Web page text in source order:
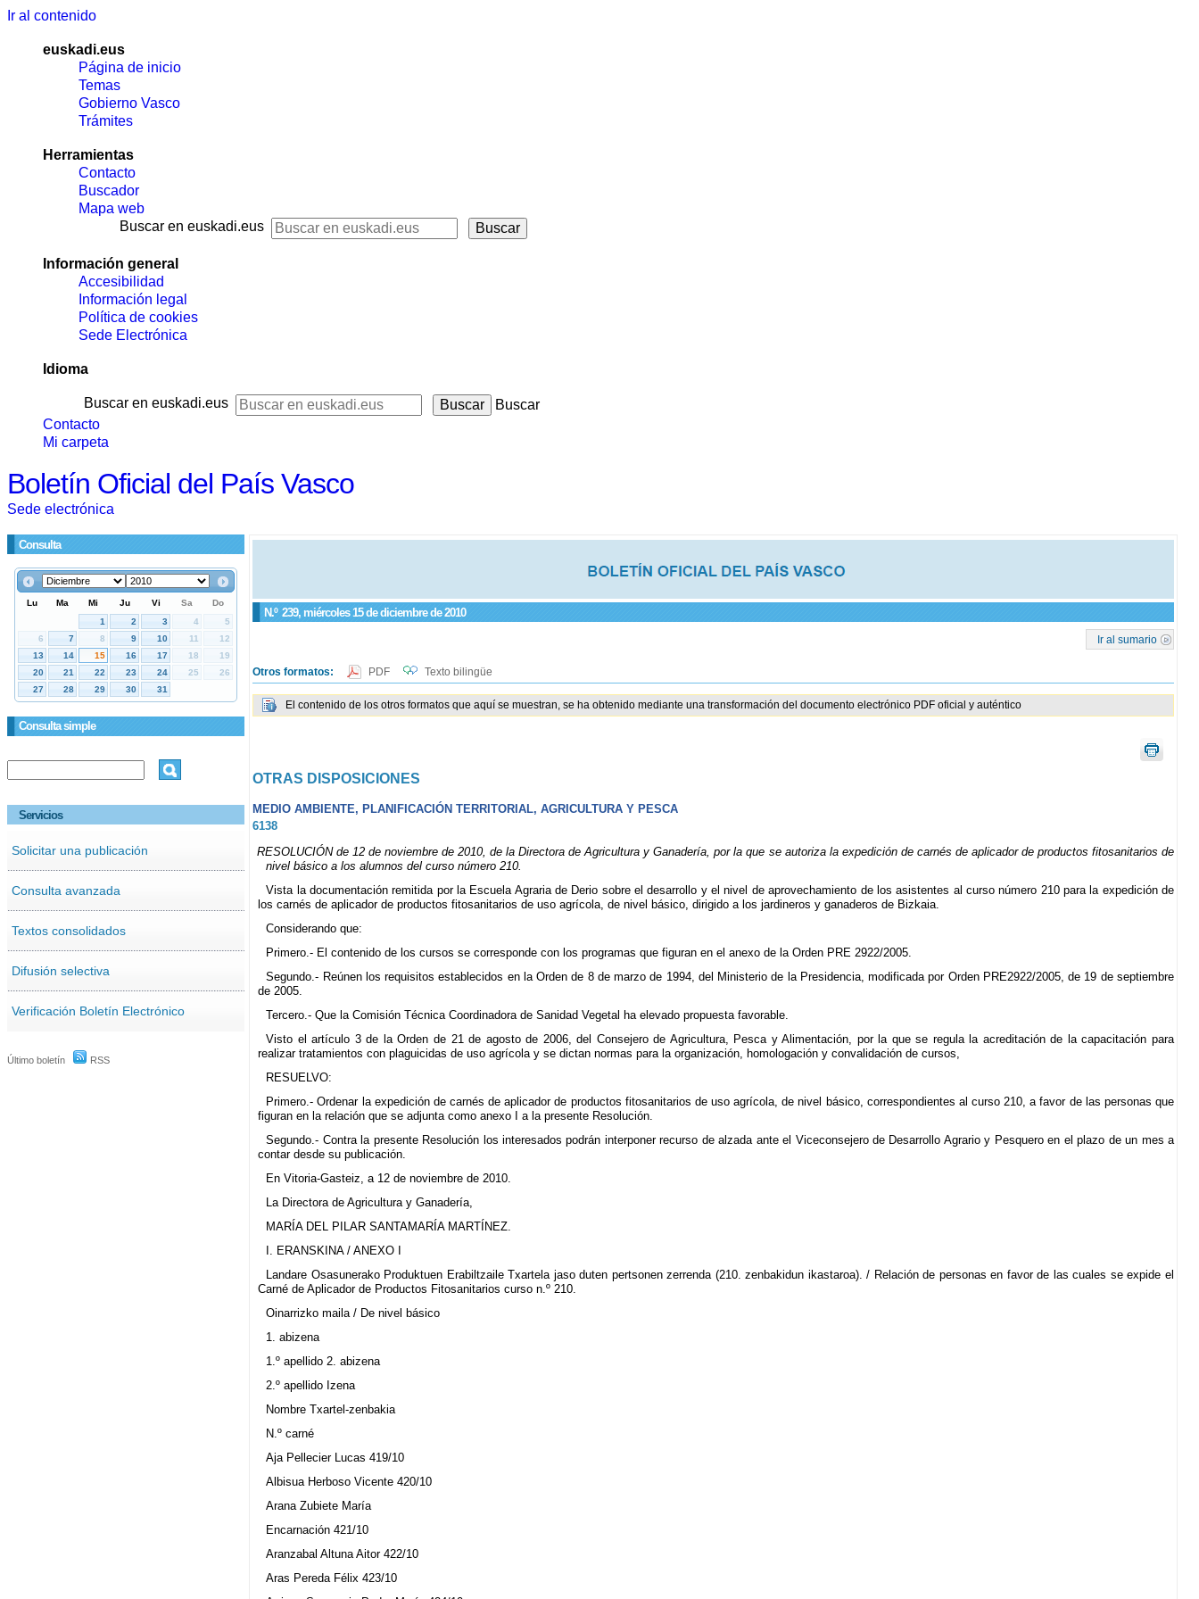
Ir al contenido
euskadi.eus
Página de inicio
Temas
Gobierno Vasco
Trámites
Herramientas
Contacto
Buscador
Mapa web
Buscar en euskadi.eus
Información general
Accesibilidad
Información legal
Política de cookies
Sede Electrónica
Idioma
Buscar en euskadi.eus
Buscar
Contacto
Mi carpeta
Boletín Oficial del País Vasco
Sede electrónica
Consulta
Consulta simple
Servicios
Solicitar una publicación
Consulta avanzada
Textos consolidados
Difusión selectiva
Verificación Boletín Electrónico
Último boletín RSS
N.º 239, miércoles 15 de diciembre de 2010
Ir al sumario
Otros formatos: PDF Texto bilingüe
El contenido de los otros formatos que aquí se muestran, se ha obtenido mediante una transformación del documento electrónico PDF oficial y auténtico
OTRAS DISPOSICIONES
MEDIO AMBIENTE, PLANIFICACIÓN TERRITORIAL, AGRICULTURA Y PESCA
6138
RESOLUCIÓN de 12 de noviembre de 2010, de la Directora de Agricultura y Ganadería, por la que se autoriza la expedición de carnés de aplicador de productos fitosanitarios de
nivel básico a los alumnos del curso número 210.
Vista la documentación remitida por la Escuela Agraria de Derio sobre el desarrollo y el nivel de aprovechamiento de los asistentes al curso número 210 para la expedición de
los carnés de aplicador de productos fitosanitarios de uso agrícola, de nivel básico, dirigido a los jardineros y ganaderos de Bizkaia.
Considerando que:
Primero.- El contenido de los cursos se corresponde con los programas que figuran en el anexo de la Orden PRE 2922/2005.
Segundo.- Reúnen los requisitos establecidos en la Orden de 8 de marzo de 1994, del Ministerio de la Presidencia, modificada por Orden PRE2922/2005, de 19 de septiembre
de 2005.
Tercero.- Que la Comisión Técnica Coordinadora de Sanidad Vegetal ha elevado propuesta favorable.
Visto el artículo 3 de la Orden de 21 de agosto de 2006, del Consejero de Agricultura, Pesca y Alimentación, por la que se regula la acreditación de la capacitación para
realizar tratamientos con plaguicidas de uso agrícola y se dictan normas para la organización, homologación y convalidación de cursos,
RESUELVO:
Primero.- Ordenar la expedición de carnés de aplicador de productos fitosanitarios de uso agrícola, de nivel básico, correspondientes al curso 210, a favor de las personas que
figuran en la relación que se adjunta como anexo I a la presente Resolución.
Segundo.- Contra la presente Resolución los interesados podrán interponer recurso de alzada ante el Viceconsejero de Desarrollo Agrario y Pesquero en el plazo de un mes a
contar desde su publicación.
En Vitoria-Gasteiz, a 12 de noviembre de 2010.
La Directora de Agricultura y Ganadería,
MARÍA DEL PILAR SANTAMARÍA MARTÍNEZ.
I. ERANSKINA / ANEXO I
Landare Osasunerako Produktuen Erabiltzaile Txartela jaso duten pertsonen zerrenda (210. zenbakidun ikastaroa). / Relación de personas en favor de las cuales se expide el
Carné de Aplicador de Productos Fitosanitarios curso n.º 210.
Oinarrizko maila / De nivel básico
1. abizena
1.º apellido 2. abizena
2.º apellido Izena
Nombre Txartel-zenbakia
N.º carné
Aja Pellecier Lucas 419/10
Albisua Herboso Vicente 420/10
Arana Zubiete María
Encarnación 421/10
Aranzabal Altuna Aitor 422/10
Aras Pereda Félix 423/10